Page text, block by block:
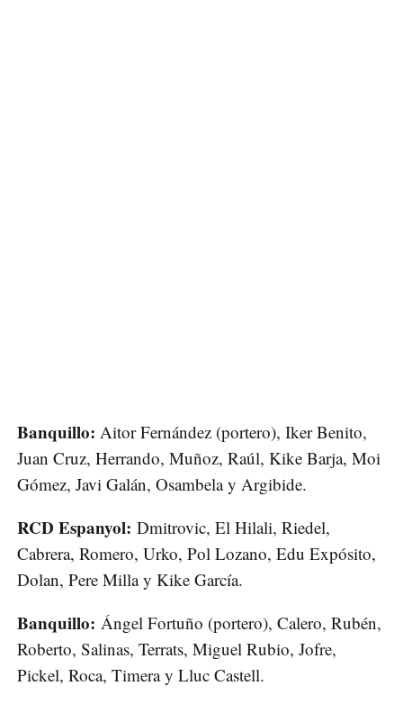
Banquillo: Aitor Fernández (portero), Iker Benito,
Juan Cruz, Herrando, Muñoz, Raúl, Kike Barja, Moi
Gómez, Javi Galán, Osambela y Argibide.
RCD Espanyol: Dmitrovic, El Hilali, Riedel,
Cabrera, Romero, Urko, Pol Lozano, Edu Expósito,
Dolan, Pere Milla y Kike García.
Banquillo: Ángel Fortuño (portero), Calero, Rubén,
Roberto, Salinas, Terrats, Miguel Rubio, Jofre,
Pickel, Roca, Timera y Lluc Castell.